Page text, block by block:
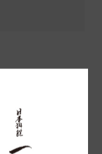
をお過ごしくださ
甲子園）
地元・近隣の食
ぞれのコース料理
はライブキッチ
ご提供しており
ら
が必要です